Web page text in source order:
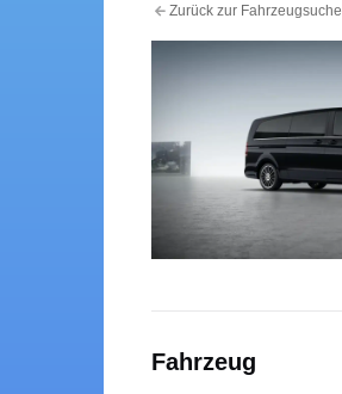
Zurück zur Fahrzeugsuche
Fahrzeug